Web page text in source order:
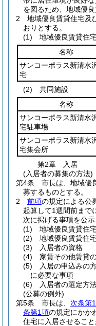
を図るため、地域優
2
地域優良賃貸住宅及
おりとする。
(1)
地域優良賃貸住
名称
サンコーポラス新清水
宅
(2)
共同施設
名称
サンコーポラス新清水
宅駐車場
サンコーポラス新清水
宅集会所
第2章
入居
(入居者の募集の方法)
第4条
市長は、地域優
募するものとする。
2
前項の規定による公
起算して1週間前まで
次に掲げる事項を公
(1)
地域優良賃貸住
(2)
地域優良賃貸住
(3)
入居者の資格
(4)
家賃その他賃貸
(5)
入居の申込みの
に必要な事項
(6)
入居者の選定方
(公募の例外)
第5条
市長は、 次条第
条第1項の規定にかか
住宅に入居させること